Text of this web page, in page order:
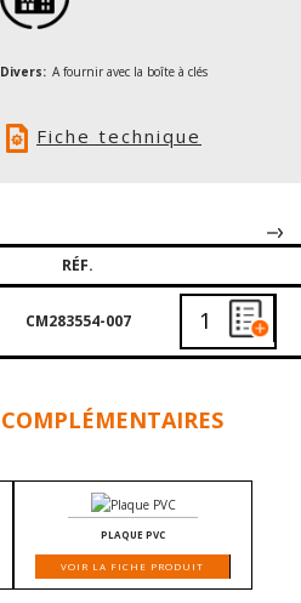
Divers: A fournir avec la boîte à clés
Fiche technique
RÉF.
CM283554-007
COMPLÉMENTAIRES
PLAQUE PVC
VOIR LA FICHE PRODUIT